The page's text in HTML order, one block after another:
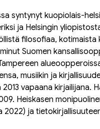
syntynyt kuopiolais-
ja Helsingin
filosofiaa,
Suomen
musiikin ja
vapaana kirjailijana.
Heiskasen
2022) ja